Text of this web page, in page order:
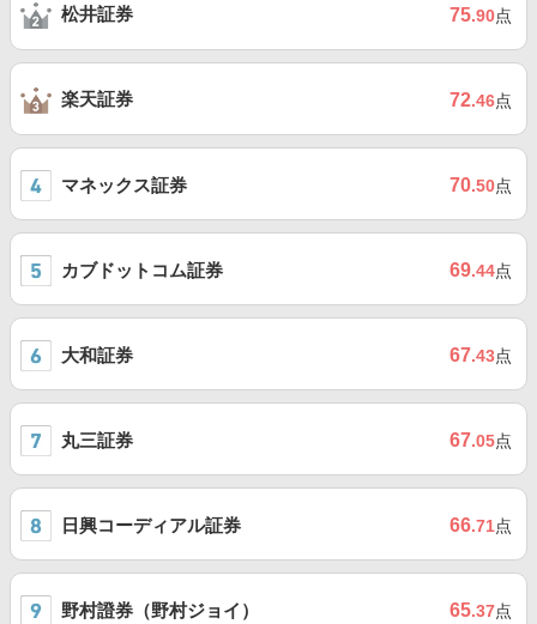
松井証券 75.90点
楽天証券 72.46点
マネックス証券 70.50点
カブドットコム証券 69.44点
大和証券 67.43点
丸三証券 67.05点
日興コーディアル証券 66.71点
野村證券（野村ジョイ） 65.37点